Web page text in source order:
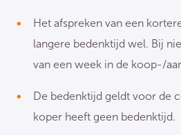
Het afspreken van een
langere bedenktijd wel. Bij
van een week in de koop-/
De bedenktijd geldt voor de
koper heeft geen bedenktijd.